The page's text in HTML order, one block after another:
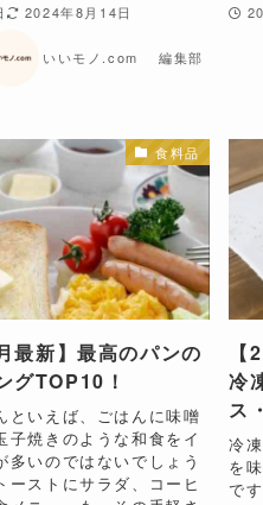
2024年8月14日
いいモノ.com 編集部
食料品
最新】最高のパンの
グTOP10！
といえば、ごはんに味噌
子焼きのような和食をイ
多いのではないでしょう
ーストにサラダ、コーヒ
冷
ス
冷
を
で